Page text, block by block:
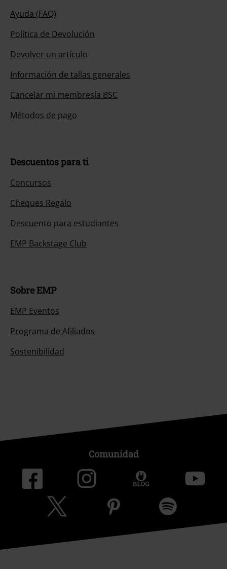
Ayuda (FAQ)
Política de Devolución
Devolver un artículo
Información de tallas generales
Cancelar mi membresía BSC
Métodos de pago
Descuentos para ti
Concursos
Cheques Regalo
Descuento para estudiantes
EMP Backstage Club
Sobre EMP
EMP Eventos
Programa de Afiliados
Sostenibilidad
Comunidad